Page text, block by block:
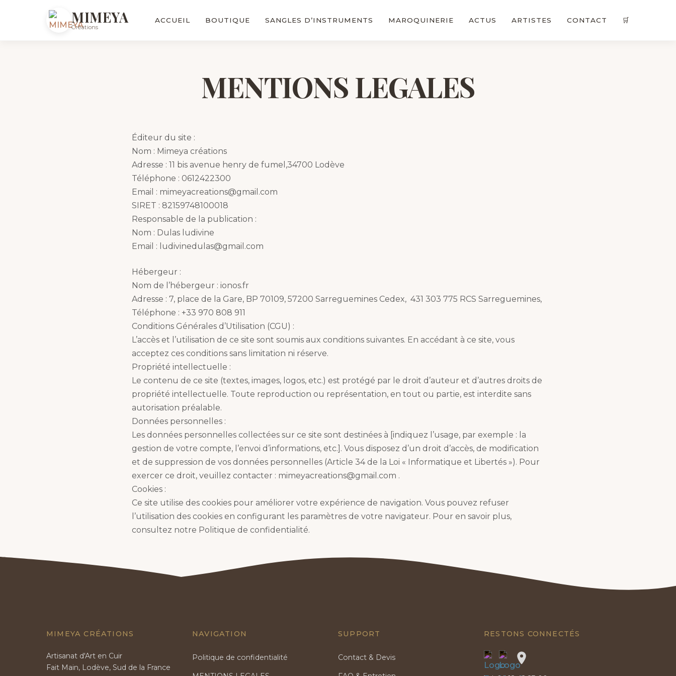
MIMEYA
Créations
ACCUEIL BOUTIQUE SANGLES D’INSTRUMENTS MAROQUINERIE ACTUS ARTISTES CONTACT 🛒
MENTIONS LEGALES
Éditeur du site :
Nom : Mimeya créations
Adresse : 11 bis avenue henry de fumel,34700 Lodève
Téléphone : 0612422300
Email : mimeyacreations@gmail.com
SIRET : 82159748100018
Responsable de la publication :
Nom : Dulas ludivine
Email : ludivinedulas@gmail.com
Hébergeur :
Nom de l’hébergeur : ionos.fr
Adresse : 7, place de la Gare, BP 70109, 57200 Sarreguemines Cedex, 431 303 775 RCS Sarreguemines,
Téléphone : +33 970 808 911
Conditions Générales d’Utilisation (CGU) :
L’accès et l’utilisation de ce site sont soumis aux conditions suivantes. En accédant à ce site, vous
acceptez ces conditions sans limitation ni réserve.
Propriété intellectuelle :
Le contenu de ce site (textes, images, logos, etc.) est protégé par le droit d’auteur et d’autres droits de
propriété intellectuelle. Toute reproduction ou représentation, en tout ou partie, est interdite sans
autorisation préalable.
Données personnelles :
Les données personnelles collectées sur ce site sont destinées à [indiquez l’usage, par exemple : la
gestion de votre compte, l’envoi d’informations, etc.]. Vous disposez d’un droit d’accès, de modification
et de suppression de vos données personnelles (Article 34 de la Loi « Informatique et Libertés »). Pour
exercer ce droit, veuillez contacter : mimeyacreations@gmail.com .
Cookies :
Ce site utilise des cookies pour améliorer votre expérience de navigation. Vous pouvez refuser
l’utilisation des cookies en configurant les paramètres de votre navigateur. Pour en savoir plus,
consultez notre Politique de confidentialité.
MIMEYA CRÉATIONS
Artisanat d'Art en Cuir
Fait Main, Lodève, Sud de la France
NAVIGATION
Politique de confidentialité
SUPPORT
Contact & Devis
RESTONS CONNECTÉS